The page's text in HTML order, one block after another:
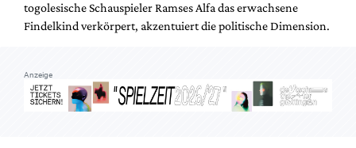
togolesische Schauspieler Ramses Alfa das erwachsene
Findelkind verkörpert, akzentuiert die politische Dimension.
Anzeige